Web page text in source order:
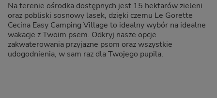
Na terenie ośrodka dostępnych jest 15 hektarów zieleni
oraz pobliski sosnowy lasek, dzięki czemu Le Gorette
Cecina Easy Camping Village to idealny wybór na idealne
wakacje z Twoim psem. Odkryj nasze opcje
zakwaterowania przyjazne psom oraz wszystkie
udogodnienia, w sam raz dla Twojego pupila.